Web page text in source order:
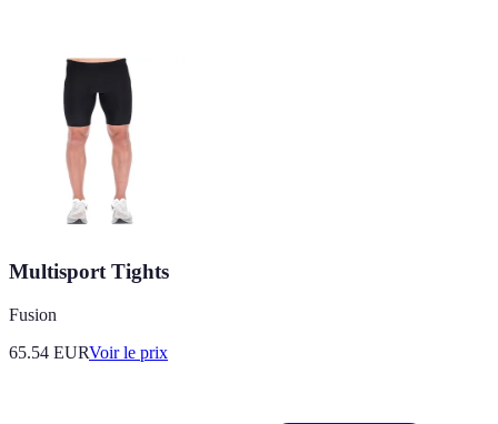
Multisport Tights
Fusion
65.54 EURVoir le prix